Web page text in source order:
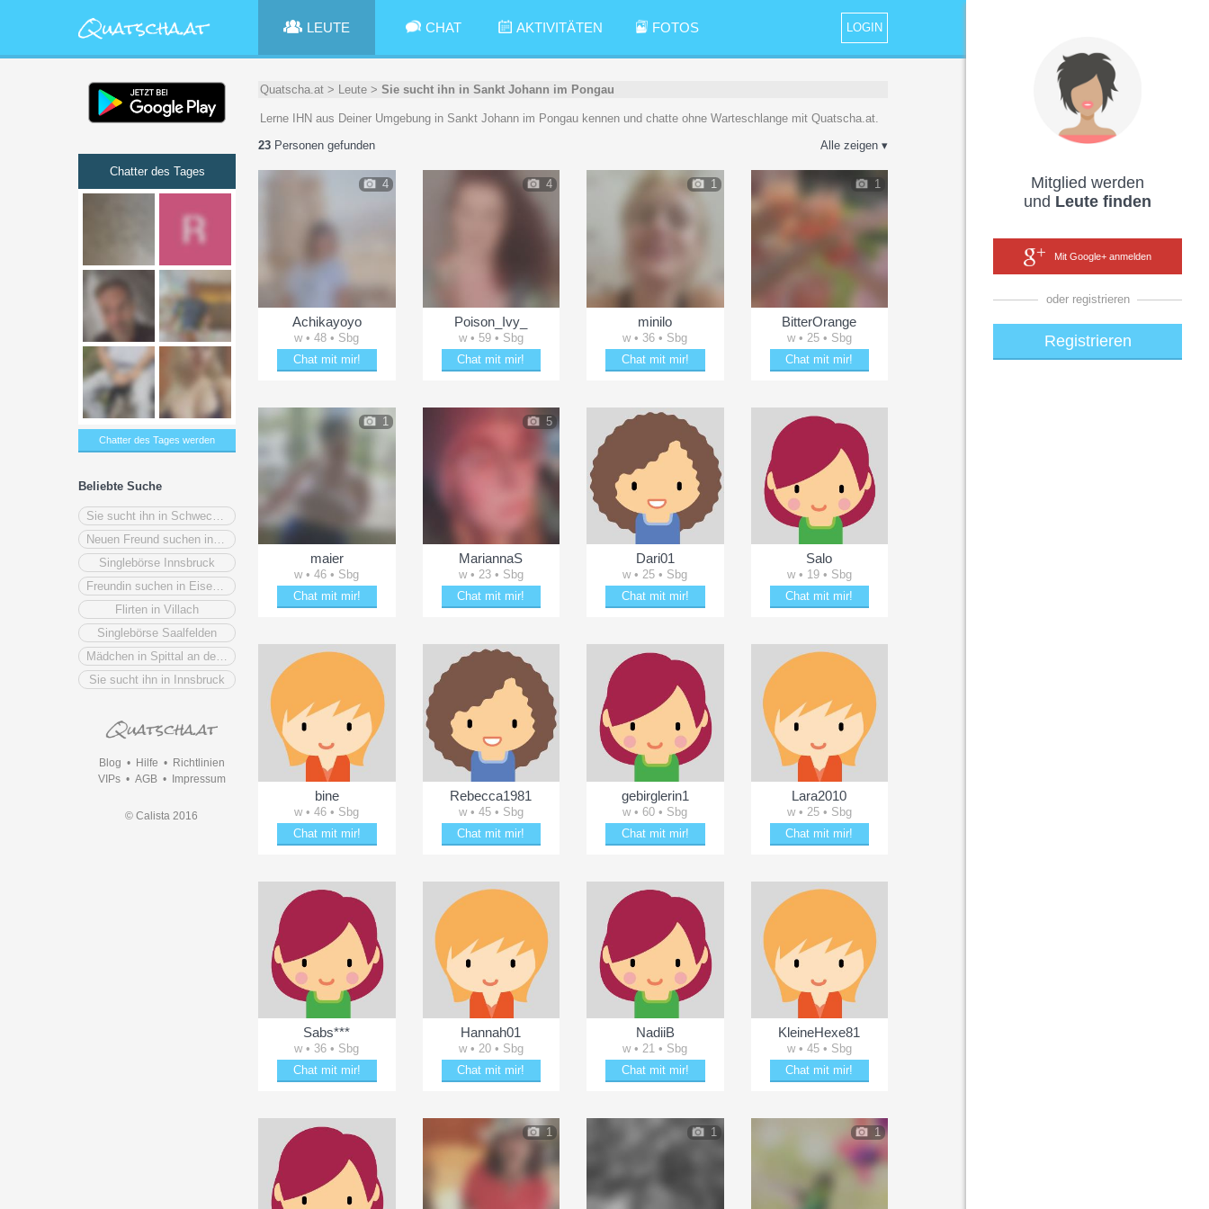
Mitglied werden
und Leute finden
Mit Google+ anmelden
oder registrieren
Registrieren
LOGIN
LEUTE CHAT AKTIVITÄTEN FOTOS
Chatter des Tages
Chatter des Tages werden
Beliebte Suche
Singlebörse Innsbruck
Flirten in Villach
Singlebörse Saalfelden
Sie sucht ihn in Innsbruck
Blog • Hilfe • Richtlinien
VIPs• AGB• Impressum
© Calista 2016
Quatscha.at > Leute > Sie sucht ihn in Sankt Johann im Pongau
Lerne IHN aus Deiner Umgebung in Sankt Johann im Pongau kennen und chatte ohne Warteschlange mit Quatscha.at.
Alle zeigen ▾
23 Personen gefunden
4
Achikayoyo
w • 48 • Sbg
Chat mit mir!
4
Poison_Ivy_
w • 59 • Sbg
Chat mit mir!
1
minilo
w • 36 • Sbg
Chat mit mir!
1
BitterOrange
w • 25 • Sbg
Chat mit mir!
1
maier
w • 46 • Sbg
Chat mit mir!
5
MariannaS
w • 23 • Sbg
Chat mit mir!
Dari01
w • 25 • Sbg
Chat mit mir!
Salo
w • 19 • Sbg
Chat mit mir!
bine
w • 46 • Sbg
Chat mit mir!
Rebecca1981
w • 45 • Sbg
Chat mit mir!
gebirglerin1
w • 60 • Sbg
Chat mit mir!
Lara2010
w • 25 • Sbg
Chat mit mir!
Sabs***
w • 36 • Sbg
Chat mit mir!
Hannah01
w • 20 • Sbg
Chat mit mir!
NadiiB
w • 21 • Sbg
Chat mit mir!
KleineHexe81
w • 45 • Sbg
Chat mit mir!
1 1 1